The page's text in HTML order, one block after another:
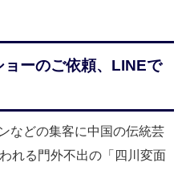
ーのご依頼、LINEで
などの集客に中国の伝統芸
れる門外不出の「四川変面